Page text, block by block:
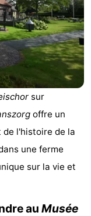
sur
offre un
l'histoire de la
une ferme
sur la vie et
au Musée